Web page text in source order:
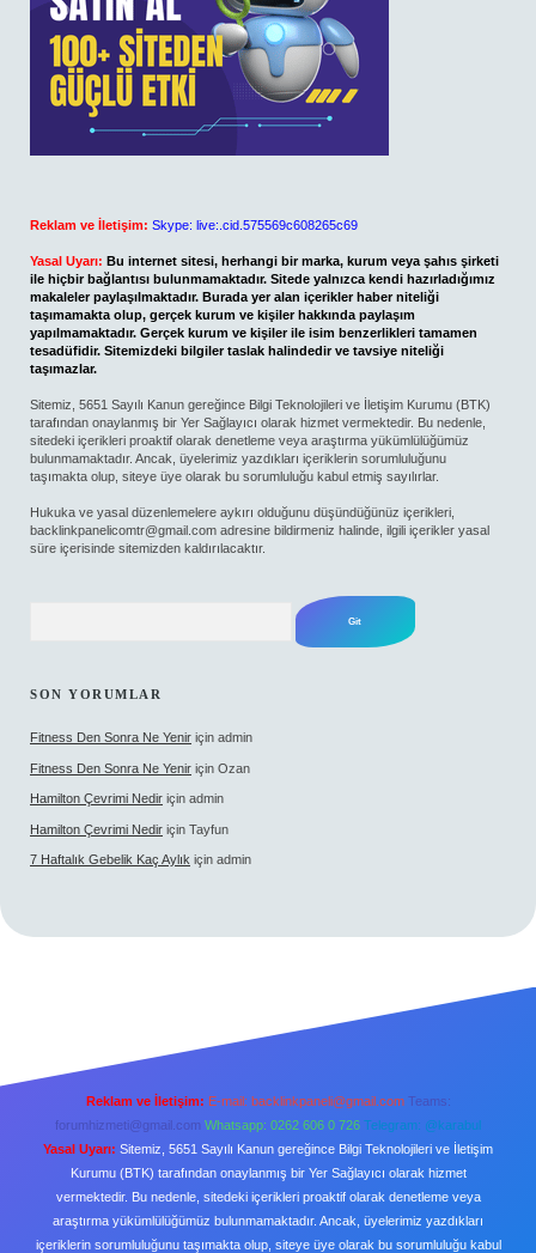
Reklam ve İletişim: Skype: live:.cid.575569c608265c69
Yasal Uyarı: Bu internet sitesi, herhangi bir marka, kurum veya şahıs şirketi
ile hiçbir bağlantısı bulunmamaktadır. Sitede yalnızca kendi hazırladığımız
makaleler paylaşılmaktadır. Burada yer alan içerikler haber niteliği
taşımamakta olup, gerçek kurum ve kişiler hakkında paylaşım
yapılmamaktadır. Gerçek kurum ve kişiler ile isim benzerlikleri tamamen
tesadüfidir. Sitemizdeki bilgiler taslak halindedir ve tavsiye niteliği
taşımazlar.
Sitemiz, 5651 Sayılı Kanun gereğince Bilgi Teknolojileri ve İletişim Kurumu (BTK)
tarafından onaylanmış bir Yer Sağlayıcı olarak hizmet vermektedir. Bu nedenle,
sitedeki içerikleri proaktif olarak denetleme veya araştırma yükümlülüğümüz
bulunmamaktadır. Ancak, üyelerimiz yazdıkları içeriklerin sorumluluğunu
taşımakta olup, siteye üye olarak bu sorumluluğu kabul etmiş sayılırlar.
Hukuka ve yasal düzenlemelere aykırı olduğunu düşündüğünüz içerikleri,
backlinkpanelicomtr@gmail.com adresine bildirmeniz halinde, ilgili içerikler yasal
süre içerisinde sitemizden kaldırılacaktır.
SON YORUMLAR
Fitness Den Sonra Ne Yenir için admin
Fitness Den Sonra Ne Yenir için Ozan
Hamilton Çevrimi Nedir için admin
Hamilton Çevrimi Nedir için Tayfun
7 Haftalık Gebelik Kaç Aylık için admin
Reklam ve İletişim: E-mail: backlinkpaneli@gmail.com Teams:
forumhizmeti@gmail.com Whatsapp: 0262 606 0 726 Telegram: @karabul
Yasal Uyarı: Sitemiz, 5651 Sayılı Kanun gereğince Bilgi Teknolojileri ve İletişim
Kurumu (BTK) tarafından onaylanmış bir Yer Sağlayıcı olarak hizmet
vermektedir. Bu nedenle, sitedeki içerikleri proaktif olarak denetleme veya
araştırma yükümlülüğümüz bulunmamaktadır. Ancak, üyelerimiz yazdıkları
içeriklerin sorumluluğunu taşımakta olup, siteye üye olarak bu sorumluluğu kabul